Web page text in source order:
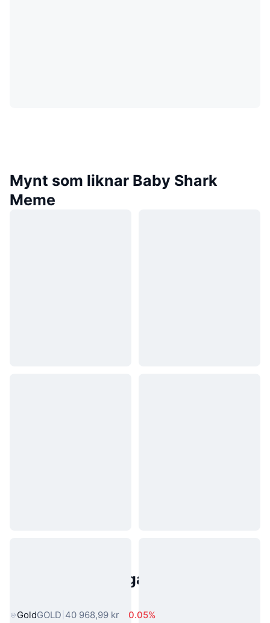
Mynt som liknar Baby Shark
Meme
Populära tillgångar från den
GoldGOLD 40 968,99 kr 0.05%